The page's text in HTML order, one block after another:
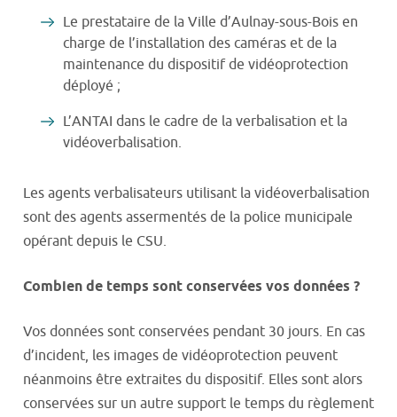
Le prestataire de la Ville d’Aulnay-sous-Bois en
charge de l’installation des caméras et de la
maintenance du dispositif de vidéoprotection
déployé ;
L’ANTAI dans le cadre de la verbalisation et la
vidéoverbalisation.
Les agents verbalisateurs utilisant la vidéoverbalisation
sont des agents assermentés de la police municipale
opérant depuis le CSU.
Combien de temps sont conservées vos données ?
Vos données sont conservées pendant 30 jours. En cas
d’incident, les images de vidéoprotection peuvent
néanmoins être extraites du dispositif. Elles sont alors
conservées sur un autre support le temps du règlement